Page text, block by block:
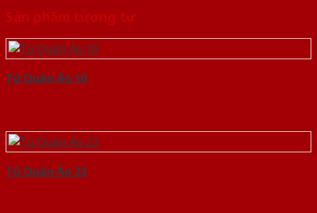
Sản phẩm tương tự
Tủ Quần Áo 10
Tủ Quần Áo 23